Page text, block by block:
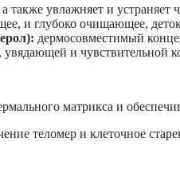
также увлажняет и устраняет
и глубоко очищающее,
дермосовместимый
и чувствительной
матрикса и
теломер и клеточное